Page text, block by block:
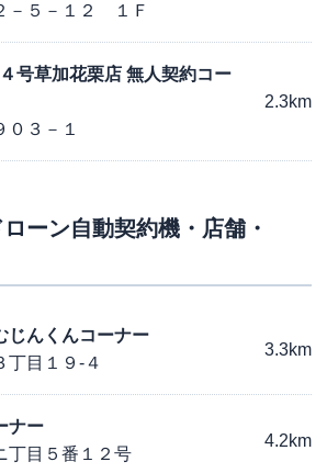
－５－１２ １Ｆ
号草加花栗店 無人契約コー
３－１
2.3km
ーン自動契約機・店舗・
じんくんコーナー
丁目１９-４
3.3km
ナー
丁目５番１２号
4.2km